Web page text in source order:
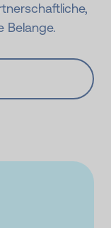
Belange.